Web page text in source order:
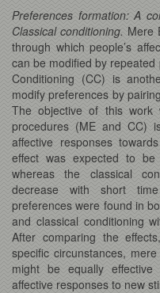
Preferences formation: A
Classical conditioning. Mere
through which people’s
can be modified by
Conditioning (CC) is
modify preferences by
The objective of this
procedures (ME and CC)
affective responses
effect was expected to
whereas the classical
decrease with short
preferences were found in
and classical conditioning
After comparing the
specific circunstances,
might be equally effective
affective responses to new